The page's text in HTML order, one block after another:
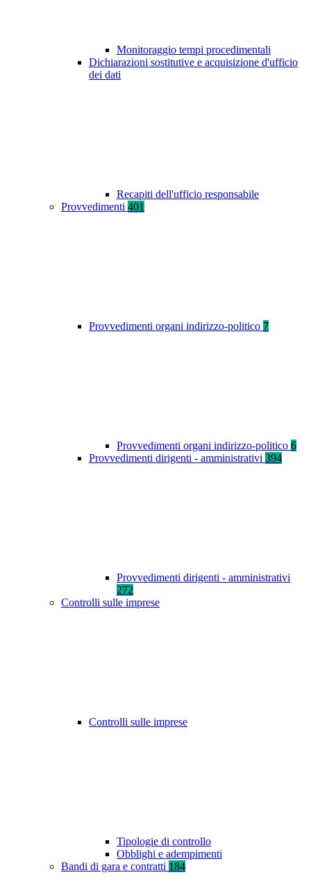
Monitoraggio tempi procedimentali
Dichiarazioni sostitutive e acquisizione d'ufficio
dei dati
Recapiti dell'ufficio responsabile
Provvedimenti 401
Provvedimenti organi indirizzo-politico 7
Provvedimenti organi indirizzo-politico 6
Provvedimenti dirigenti - amministrativi 394
Provvedimenti dirigenti - amministrativi
272
Controlli sulle imprese
Controlli sulle imprese
Tipologie di controllo
Obblighi e adempimenti
Bandi di gara e contratti 184